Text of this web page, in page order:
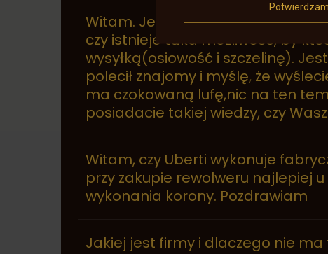
Witam. Jestem zainteresowany
czy istnieje taka możliwość, by
wysyłką(osiowość i szczelinę).
polecił znajomy i myślę, że
ma czokowaną lufę,nic na ten
posiadacie takiej wiedzy, czy
Witam, czy Uberti wykonuje
przy zakupie rewolweru najlepiej
wykonania korony. Pozdrawiam
Jakiej jest firmy i dlaczego nie